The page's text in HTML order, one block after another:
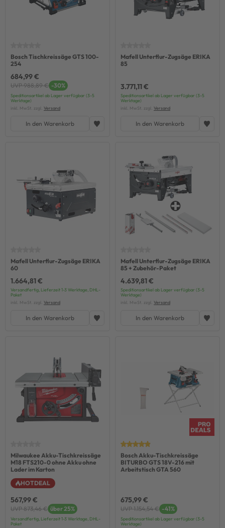
Bosch Tischkreissäge GTS 100-
254
684,99 €
UVP 988,89 € -30%
Speditionsartikel ab Lager verfügbar (3-5
Werktage)
inkl. MwSt. zzgl. Versand
In den Warenkorb
Mafell Unterflur-Zugsäge ERIKA
85
3.771,11 €
Speditionsartikel ab Lager verfügbar (3-5
Werktage)
inkl. MwSt. zzgl. Versand
In den Warenkorb
Mafell Unterflur-Zugsäge ERIKA
60
1.664,81 €
Versandfertig, Lieferzeit 1-3 Werktage, DHL-
Paket
inkl. MwSt. zzgl. Versand
In den Warenkorb
Mafell Unterflur-Zugsäge ERIKA
85 + Zubehör-Paket
4.639,81 €
Speditionsartikel ab Lager verfügbar (3-5
Werktage)
inkl. MwSt. zzgl. Versand
In den Warenkorb
Milwaukee Akku-Tischkreissäge
M18 FTS210-0 ohne Akku ohne
Lader im Karton
HOTDEAL
567,99 €
UVP 873,46 € über 25%
Versandfertig, Lieferzeit 1-3 Werktage, DHL-
Paket
Bosch Akku-Tischkreissäge
BITURBO GTS 18V-216 mit
Arbeitstisch GTA 560
675,99 €
UVP 1.154,54 € -41%
Speditionsartikel ab Lager verfügbar (3-5
Werktage)